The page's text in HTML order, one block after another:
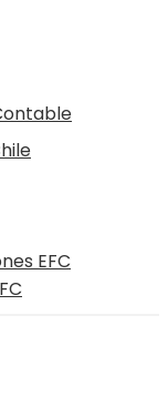
EFC